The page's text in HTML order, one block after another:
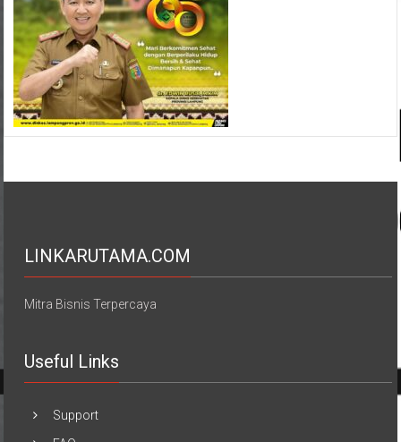
LINKARUTAMA.COM
Mitra Bisnis Terpercaya
Useful Links
Support